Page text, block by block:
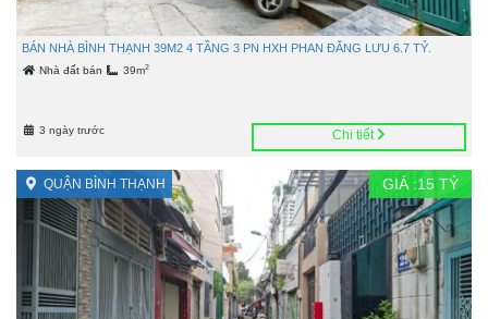
BÁN NHÀ BÌNH THẠNH 39M2 4 TẦNG 3 PN HXH PHAN ĐĂNG LƯU 6.7 TỶ.
Nhà đất bán 39m2
3 ngày trước Chi tiết
QUẬN BÌNH THẠNH GIÁ :15 TỶ